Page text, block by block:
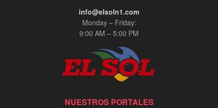
info@elsoln1.com
Monday – Friday:
9:00 AM – 5:00 PM
NUESTROS PORTALES